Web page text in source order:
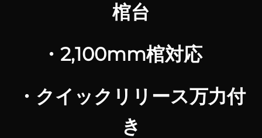
棺台
・2,100mm棺対応
・クイックリリース万力付
き